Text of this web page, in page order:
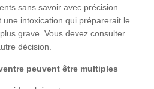
sans savoir avec précision
une intoxication qui préparerait le
grave. Vous devez consulter
décision.
peuvent être multiples